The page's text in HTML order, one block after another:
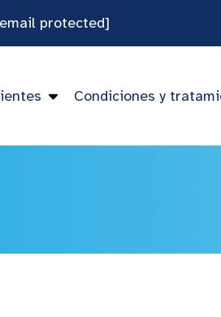
protected]
Condiciones y